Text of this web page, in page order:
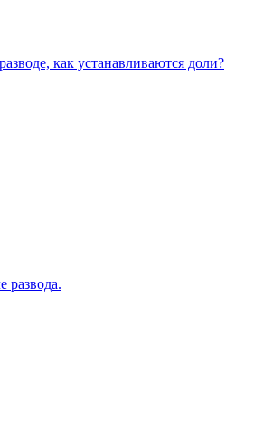
как устанавливаются доли?
развода.